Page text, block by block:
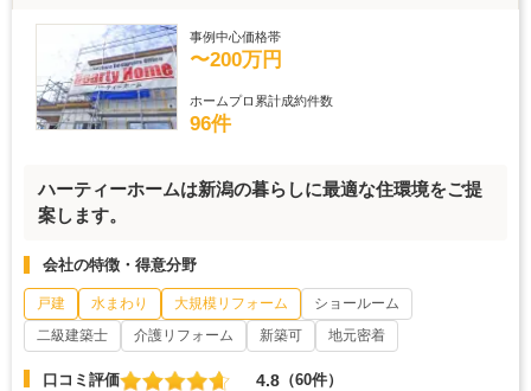
事例中心価格帯
〜200万円
ホームプロ累計成約件数
96件
ハーティーホームは新潟の暮らしに最適な住環境をご提
案します。
会社の特徴・得意分野
戸建 水まわり 大規模リフォーム
ショールーム
二級建築士
介護リフォーム 新築可 地元密着
口コミ評価 4.8 （60件）